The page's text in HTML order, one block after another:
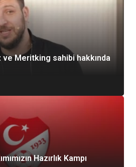
ve Meritking sahibi hakkında
Hazırlık Kampı